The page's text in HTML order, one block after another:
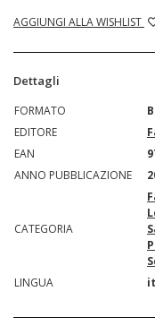
AGGIUNGI ALLA WISHLIST
Dettagli
FORMATO
EDITORE
EAN
ANNO PUBBLICAZIONE
CATEGORIA
LINGUA